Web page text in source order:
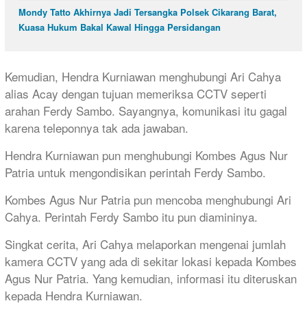
Mondy Tatto Akhirnya Jadi Tersangka Polsek Cikarang Barat,
Kuasa Hukum Bakal Kawal Hingga Persidangan
Kemudian, Hendra Kurniawan menghubungi Ari Cahya
alias Acay dengan tujuan memeriksa CCTV seperti
arahan Ferdy Sambo. Sayangnya, komunikasi itu gagal
karena teleponnya tak ada jawaban.
Hendra Kurniawan pun menghubungi Kombes Agus Nur
Patria untuk mengondisikan perintah Ferdy Sambo.
Kombes Agus Nur Patria pun mencoba menghubungi Ari
Cahya. Perintah Ferdy Sambo itu pun diamininya.
Singkat cerita, Ari Cahya melaporkan mengenai jumlah
kamera CCTV yang ada di sekitar lokasi kepada Kombes
Agus Nur Patria. Yang kemudian, informasi itu diteruskan
kepada Hendra Kurniawan.